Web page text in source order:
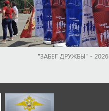
"ЗАБЕГ ДРУЖБЫ" - 2026